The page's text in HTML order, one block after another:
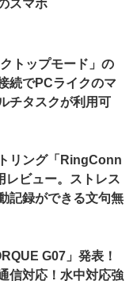
スマホ
トップモード」の
続でPCライクのマ
チタスクが利用可
リング「RingConn
レビュー。ストレス
記録ができる文句無
G07」発表！
信対応！水中対応強